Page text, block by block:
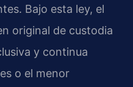
Bajo esta ley, el
original de custodia
y continua
o el menor